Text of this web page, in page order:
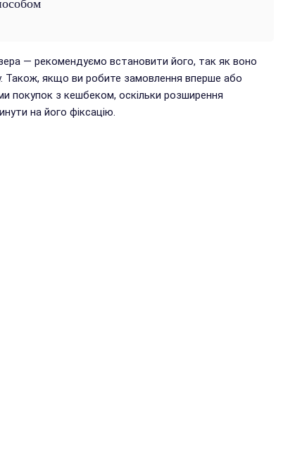
— рекомендуємо встановити його, так як воно
Також, якщо ви робите замовлення вперше або
покупок з кешбеком, оскільки розширення
на його фіксацію.